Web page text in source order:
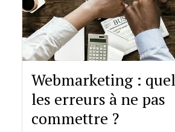
Webmarketing :
les erreurs à ne pas
commettre ?